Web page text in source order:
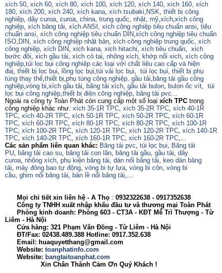
xích 50, xích 60, xích 80, xích 100, xích 120, xích 140, xích 160, xích
180, xích 200, xích 240, xích kana, xích tsubaki, NSK, thiết bị công
nghiệp, dây curoa, curoa, china, trung quốc, nhật, mỹ,xích,xích công
nghiệp, xích băng tải, xích ANSI , xích công nghiệp tiêu chuẩn ansi, tiêu
chuẩn ansi, xích công nghiệp tiêu chuẩn DIN,xích công nghiệp tiêu chuẩn
ISO, DIN, xích công nghiệp nhật bản, xích công nghiệp trung quốc, xích
công nghiệp, xích DIN, xich kana, xich hitachi, xích tiêu chuẩn, xich
bước đôi, xich gầu tải, xích có tai, nhông xích, khớp nối xich, xích công
nghiệp,túi lọc bụi công nghiệp các loại với chất liệu cao cấp và hiện
đaị, thiết bị lọc bụi, lồng lọc bụi,túi vải lọc bụi, túi lọc bụi, thiết bị phụ
tùng thay thế,thiết bị,phụ tùng công nghiệp, gầu tải, băng tải gầu công
nghiệp,vòng bi,xích gầu tải, băng tải xích, gầu tải bulon, bulon ốc vít, túi
lọc bụi công nghiệp,thiết bị điện công nghiệp, băng tải pvc...
Ngoài ra công ty Toàn Phát còn cung cấp một số loại xích TPC trong
công nghiệp khác như: xích 35-1R TPC, xích 35-2R TPC, xích 40-1R
TPC, xích 40-2R TPC, xích 50-1R TPC, xích 50-2R TPC, xích 60-1R
TPC, xích 60-2R TPC, xích 80-1R TPC, xích 80-2R TPC, xích 100-1R
TPC, xích 100-2R TPC, xích 120-1R TPC, xích 120-2R TPC, xích 140-1R
TPC, xích 140-2R TPC, xích 160-1R TPC, xích 160-2R TPC,...
Các sản phẩm liên quan khác: Băng tải pvc, túi lọc bụi, Băng tải
PU, băng tải cao su, băng tải con lăn, băng tải gầu, gầu tải, dây
curoa, nhông xích, phụ kiện băng tải, dán nối băng tải, keo dán băng
tải, máy đóng bao tự động, vòng bi tự lựa, vòng bi côn, vòng bi
cầu, ghim nối băng tải, bản lề nối băng tải,...
Mọi chi tiết xin liên hệ - A Thọ : 0932322638 - 0917352638
Công ty TNHH xuất nhập khẩu đầu tư và thương mại Toàn Phát
Phòng kinh doanh: Phòng 603 - CT3A - KĐT Mễ Trì Thượng - Từ
Liêm - Hà Nội
Cửa hàng: 321 Phạm Văn Đồng - Từ Liêm - Hà Nội
ĐT/Fax: 02438.489.388 Hotline: 0917.352.638
Email: huaquyetthang@gmail.com
Website: toanphatinfo.com
Website: bangtaitoanphat.com
Xin Chân Thành Cảm Ơn Quý Khách !